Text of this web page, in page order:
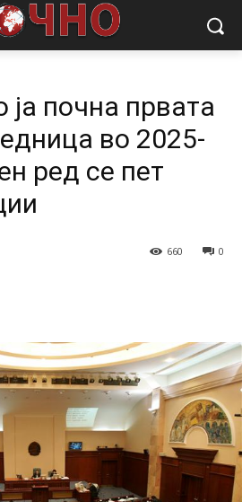
ја почна првата пленарна седница
ја почна првата
во 2025-
ред се пет
0
660